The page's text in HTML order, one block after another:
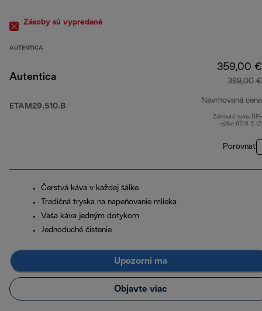
Zásoby sú vypredané
AUTENTICA
Autentica
ETAM29.510.B
359,00 €
389,00 €
Navrhovaná cena
Zahrnutá suma
výške 67,13 €
Porovnať
Čerstvá káva v každej šálke
Tradičná tryska na napeňovanie mlieka
Vaša káva jedným dotykom
Jednoduché čistenie
Upozorni ma
Objavte viac